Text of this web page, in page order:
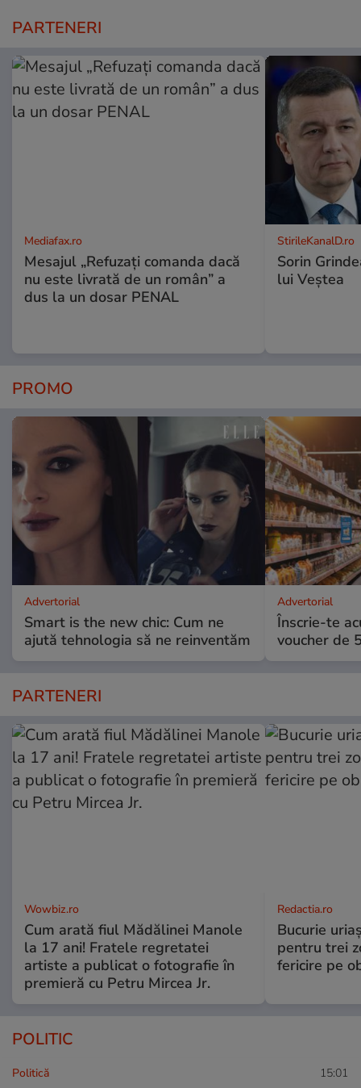
PARTENERI
Mediafax.ro
Mesajul „Refuzați comanda dacă
nu este livrată de un român” a
dus la un dosar PENAL
StirileKanalD.ro
Sorin
lui Veștea
PROMO
Advertorial
Smart is the new chic: Cum ne
ajută tehnologia să ne reinventăm
Advertorial
Înscrie-te
voucher de
PARTENERI
Wowbiz.ro
Cum arată fiul Mădălinei Manole
la 17 ani! Fratele regretatei
artiste a publicat o fotografie în
premieră cu Petru Mircea Jr.
Redactia.ro
Bucurie
pentru trei
fericire pe
POLITIC
Politică 15:01